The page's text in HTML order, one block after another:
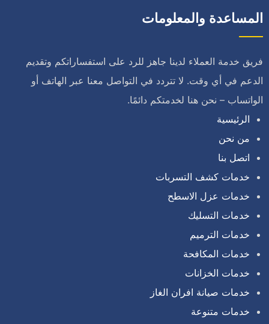
المساعدة والمعلومات
فريق خدمة العملاء لدينا جاهز للرد على استفساراتكم وتقديم
الدعم في أي وقت. لا تتردد في التواصل معنا عبر الهاتف أو
الواتساب – نحن هنا لخدمتكم دائمًا.
الرئيسية
من نحن
اتصل بنا
خدمات كشف التسربات
خدمات عزل الاسطح
خدمات التسليك
خدمات الترميم
خدمات المكافحة
خدمات الخزانات
خدمات صيانة افران الغاز
خدمات متنوعة